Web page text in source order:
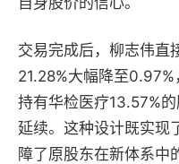
交易完成后，柳志伟直
21.28%大幅降至
持有华检医疗13.57%
延续。这种设计既实现
障了原股东在新体系中